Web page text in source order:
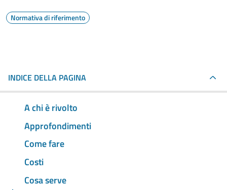
Normativa di riferimento
INDICE DELLA PAGINA
A chi è rivolto
Approfondimenti
Come fare
Costi
Cosa serve